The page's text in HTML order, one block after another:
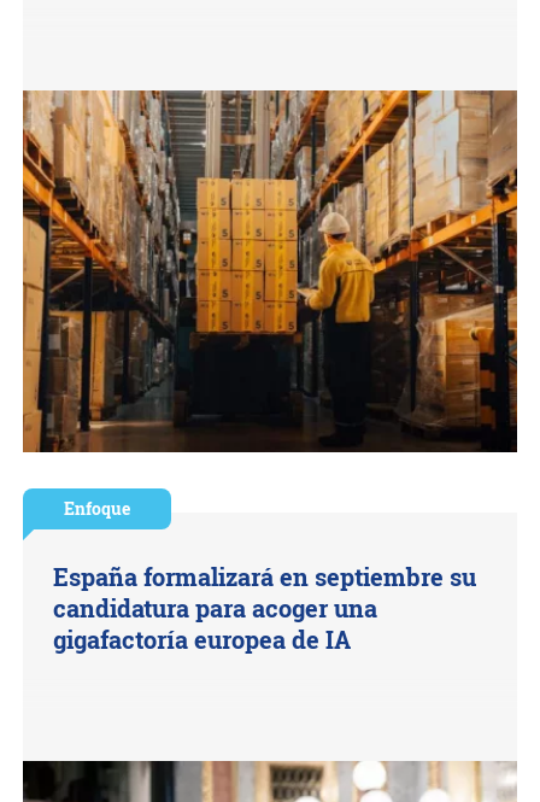
Enfoque
España formalizará en septiembre su
candidatura para acoger una
gigafactoría europea de IA